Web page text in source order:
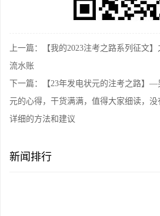
上一篇：【我的2023注考之路系列征文
流水账
下一篇：【23年发电状元的注考之路】
元的心得，干货满满，值得大家细读，
详细的方法和建议
新闻排行